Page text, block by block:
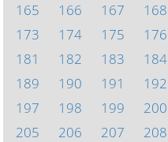
165
166 167 168
173
174 175 176
181
182 183 184
189
190 191 192
197
198 199 200
205
206 207 208